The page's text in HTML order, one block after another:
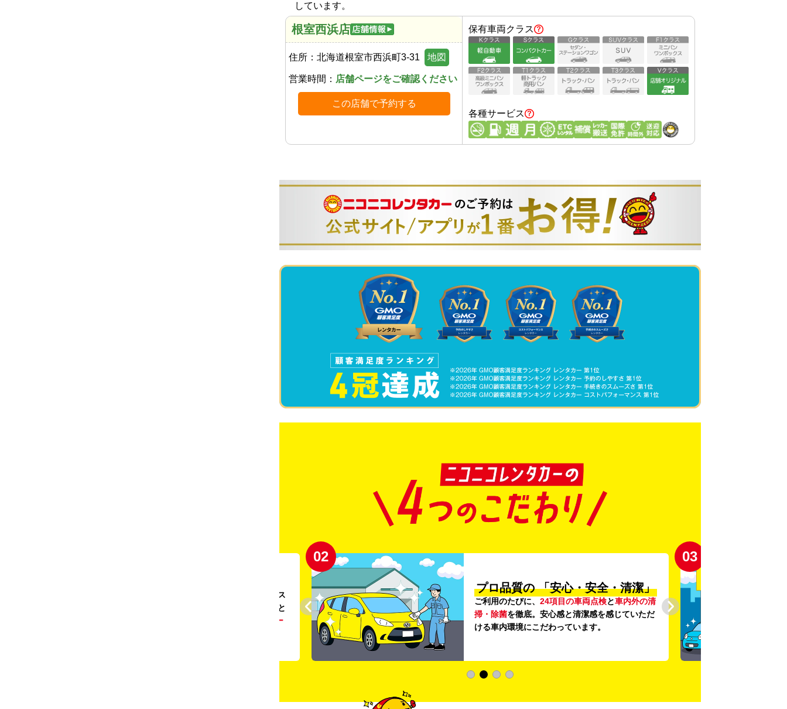
しています。
根室西浜店
住所： 北海道根室市西浜町3-31 地図
営業時間： 店舗ページをご確認ください
この店舗で予約する
保有車両クラス
各種サービス
車内外の清
を徹底。安心感と清潔感を感じていただ
03
登録から4年未満の
新しい車がいっぱい♪
登録から4年未満の新しいクルマを多数導入し、
快適な車両の提供を追求しています。もちろん追
加料金は0円です。
04